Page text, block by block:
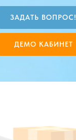
ЗАДАТЬ ВОПРОС!
ДЕМО КАБИНЕТ